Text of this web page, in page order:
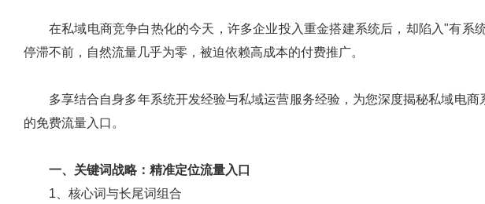
在私域电商竞争白热化的今天，许多企业投入重金搭建系统后，却陷入"有
停滞不前，自然流量几乎为零，被迫依赖高成本的付费推广。
多享结合自身多年系统开发经验与私域运营服务经验，为您深度揭秘私域电
的免费流量入口。
一、关键词战略：精准定位流量入口
1、核心词与长尾词组合